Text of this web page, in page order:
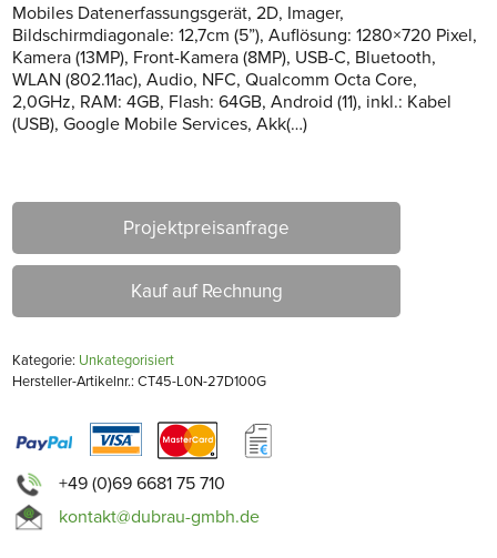
Mobiles Datenerfassungsgerät, 2D, Imager,
Bildschirmdiagonale: 12,7cm (5”), Auflösung: 1280×720 Pixel,
Kamera (13MP), Front-Kamera (8MP), USB-C, Bluetooth,
WLAN (802.11ac), Audio, NFC, Qualcomm Octa Core,
2,0GHz, RAM: 4GB, Flash: 64GB, Android (11), inkl.: Kabel
(USB), Google Mobile Services, Akk(…)
Projektpreisanfrage
Kauf auf Rechnung
Kategorie: Unkategorisiert
Hersteller-Artikelnr.: CT45-L0N-27D100G
+49 (0)69 6681 75 710
kontakt@dubrau-gmbh.de